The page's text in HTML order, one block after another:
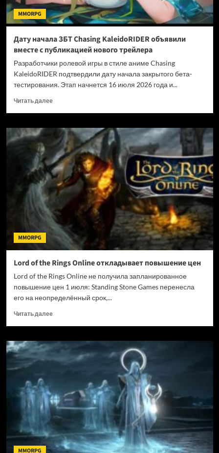
MMORPG
Дату начала ЗБТ Chasing KaleidoRIDER объявили
вместе с публикацией нового трейлера
Разработчики ролевой игры в стиле аниме Chasing
KaleidoRIDER подтвердили дату начала закрытого бета-
тестирования. Этап начнется 16 июля 2026 года и...
Читать далееПрочитать
Дату
начала
ЗБТ
Chasing
KaleidoRIDER
объявили
вместе
с
публикацией
нового
трейлера
MMORPG
Lord of the Rings Online откладывает повышение цен
Lord of the Rings Online не получила запланированное
повышение цен 1 июля: Standing Stone Games перенесла
его на неопределённый срок,...
Читать далееПрочитать
Lord
the
откладывает
повышение
цен
MMORPG